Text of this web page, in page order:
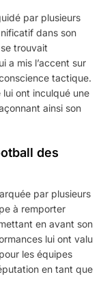
par plusieurs
dans son
trouvait
a mis l’accent sur
tactique.
lui ont inculqué une
ainsi son
des
par plusieurs
à remporter
en avant son
lui ont valu
les équipes
en tant que